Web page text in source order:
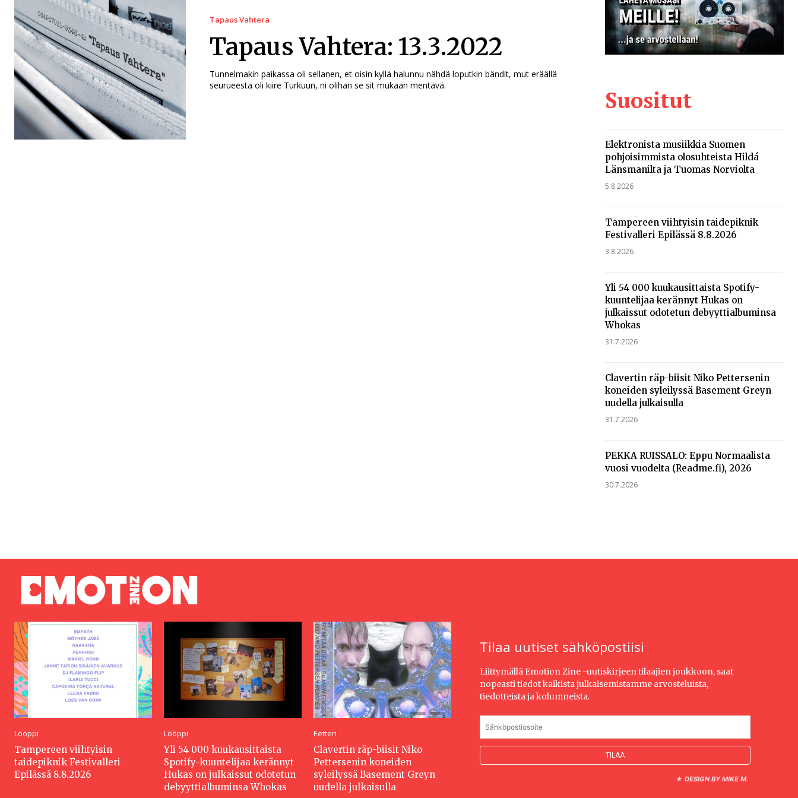
Tapaus Vahtera
Tapaus Vahtera: 13.3.2022
Tunnelmakin paikassa oli sellanen, et oisin kyllä halunnu nähdä loputkin bändit, mut eräällä
seurueesta oli kiire Turkuun, ni olihan se sit mukaan mentävä.
Suositut
Elektronista musiikkia Suomen
pohjoisimmista olosuhteista Hildá
Länsmanilta ja Tuomas Norviolta
5.8.2026
Tampereen viihtyisin taidepiknik
Festivalleri Epilässä 8.8.2026
3.8.2026
Yli 54 000 kuukausittaista Spotify-
kuuntelijaa kerännyt Hukas on
julkaissut odotetun debyyttialbuminsa
Whokas
31.7.2026
Clavertin räp-biisit Niko Pettersenin
koneiden syleilyssä Basement Greyn
uudella julkaisulla
31.7.2026
PEKKA RUISSALO: Eppu Normaalista
vuosi vuodelta (Readme.fi), 2026
30.7.2026
Lööppi
Tampereen viihtyisin
taidepiknik Festivalleri
Epilässä 8.8.2026
Lööppi
Yli 54 000 kuukausittaista
Spotify-kuuntelijaa kerännyt
Hukas on julkaissut odotetun
debyyttialbuminsa Whokas
Eetteri
Clavertin räp-biisit Niko
Pettersenin koneiden
syleilyssä Basement Greyn
uudella julkaisulla
Tilaa uutiset sähköpostiisi
Liittymällä Emotion Zine -uutiskirjeen tilaajien joukkoon, saat
nopeasti tiedot kaikista julkaisemistamme arvosteluista,
tiedotteista ja kolumneista.
★ DESIGN BY MIKE M.